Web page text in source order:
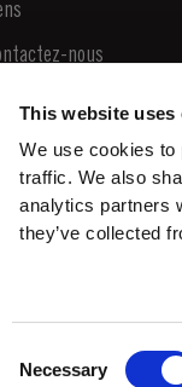
This website uses
We use cookies to
traffic. We also
analytics partners
they’ve collected
Necessary
nous
RESERVED.